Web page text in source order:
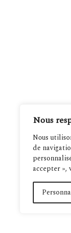
Nous
Nous
de
accepter »,